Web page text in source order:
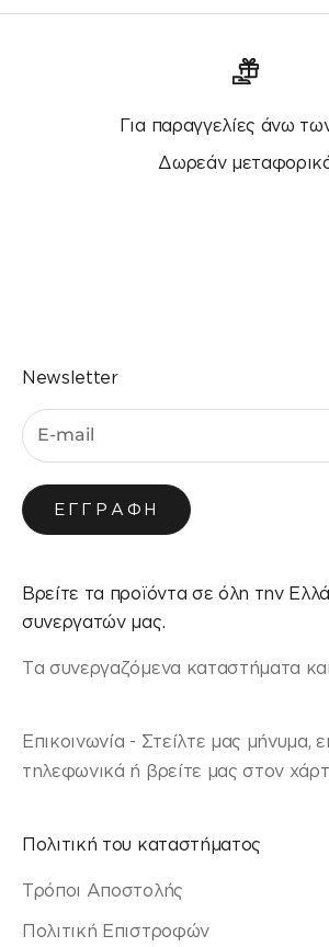
Για παραγγελίες άνω
Δωρεάν
Newsletter
ΕΓΓΡΑΦΉ
Βρείτε τα προϊόντα σε όλη την
συνεργατών μας.
Τα συνεργαζόμενα καταστήματα
Επικοινωνία - Στείλτε μας μήνυμα,
τηλεφωνικά ή βρείτε μας στον
Πολιτική του καταστήματος
Τρόποι Αποστολής
Πολιτική Επιστροφών